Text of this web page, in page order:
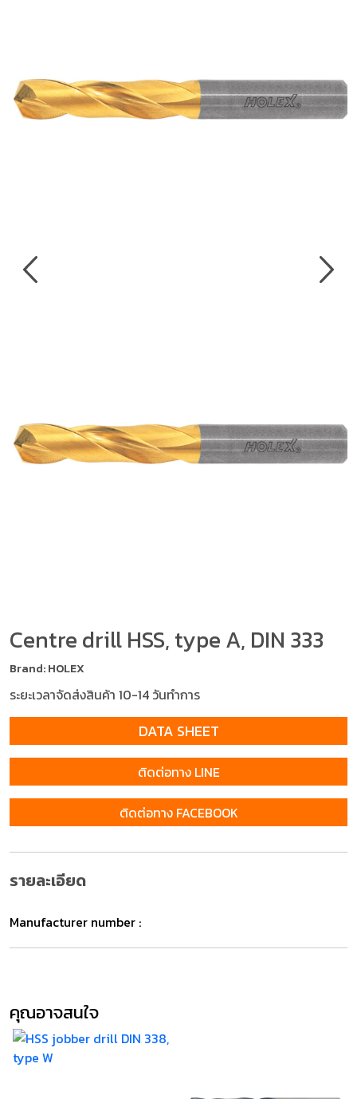
Centre drill HSS, type A, DIN 333
Brand: HOLEX
ระยะเวลาจัดส่งสินค้า 10-14 วันทำการ
DATA SHEET
ติดต่อทาง LINE
ติดต่อทาง FACEBOOK
รายละเอียด
Manufacturer number :
คุณอาจสนใจ